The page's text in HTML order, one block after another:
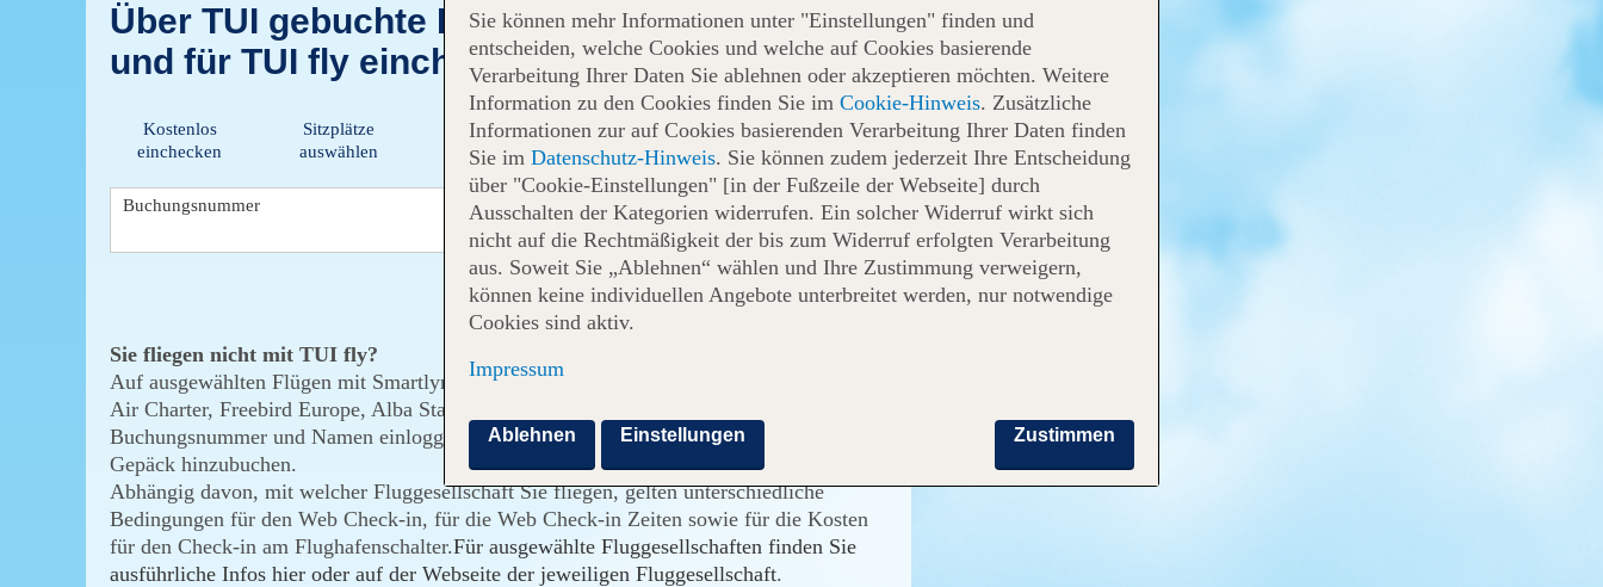
DE
Über TUI gebuchte Flüge verwalten
und für TUI fly einchecken!
Login-
Buchungsnummer Nachname
Zu meinem Flug
Sie fliegen nicht mit TUI fly?
Auf ausgewählten Flügen mit Smartlynx Airlines, Enter Air, Aegen Airlines, Bulgarian
Air Charter, Freebird Europe, Alba Star, SkyUp MT können Sie sich mit Ihrer
Buchungsnummer und Namen einloggen und Sitzplatzreservierungen tätigen oder
Gepäck hinzubuchen.
Abhängig davon, mit welcher Fluggesellschaft Sie fliegen, gelten unterschiedliche
Bedingungen für den Web Check-in, für die Web Check-in Zeiten sowie für die Kosten
für den Check-in am Flughafenschalter.Für ausgewählte Fluggesellschaften finden Sie
ausführliche Infos hier oder auf der Webseite der jeweiligen Fluggesellschaft.
Kostenlos
einchecken
Sitzplätze
auswählen
Gepäck
dazubuchen
Exklusive
Gerichte
Zeitersparnis am
Flughafen
Sie können mehr Informationen unter "Einstellungen" finden und
entscheiden, welche Cookies und welche auf Cookies basierende
Verarbeitung Ihrer Daten Sie ablehnen oder akzeptieren möchten. Weitere
Information zu den Cookies finden Sie im Cookie-Hinweis. Zusätzliche
Informationen zur auf Cookies basierenden Verarbeitung Ihrer Daten finden
Sie im Datenschutz-Hinweis. Sie können zudem jederzeit Ihre Entscheidung
über "Cookie-Einstellungen" [in der Fußzeile der Webseite] durch
Ausschalten der Kategorien widerrufen. Ein solcher Widerruf wirkt sich
nicht auf die Rechtmäßigkeit der bis zum Widerruf erfolgten Verarbeitung
aus. Soweit Sie „Ablehnen“ wählen und Ihre Zustimmung verweigern,
können keine individuellen Angebote unterbreitet werden, nur notwendige
Cookies sind aktiv.
Impressum
Zustimmen
Ablehnen Einstellungen